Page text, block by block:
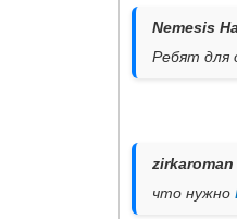
Nemesis
Ребят для
что нужно